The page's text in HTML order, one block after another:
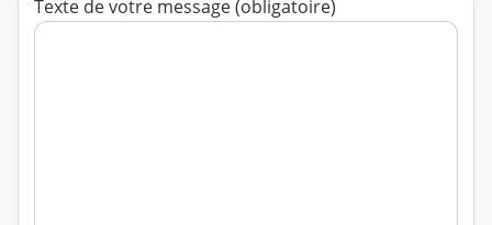
Texte de votre message (obligatoire)